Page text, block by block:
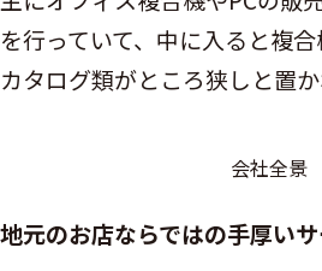
を行っていて、中に入ると複
カタログ類がところ狭しと置か
会社全景
地元のお店ならではの手厚い